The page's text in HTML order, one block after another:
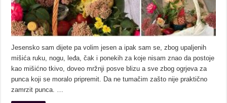
Jesensko sam dijete pa volim jesen a ipak sam se, zbog upaljenih
mišića ruku, nogu, leđa, čak i ponekih za koje nisam znao da postoje
kao mišićno tkivo, doveo mržnji posve blizu a sve zbog ogrjeva za
punca koji se moralo pripremit. Da ne tumačim zašto nije praktično
zamrzit punca. …